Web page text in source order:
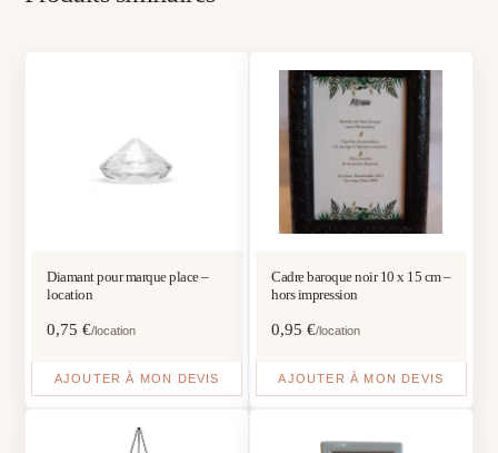
Diamant pour marque place –
location
0,75€/location
AJOUTER À MON DEVIS
Cadre baroque noir 10 x 15 cm –
hors impression
0,95 €/location
AJOUTER À MON DEVIS